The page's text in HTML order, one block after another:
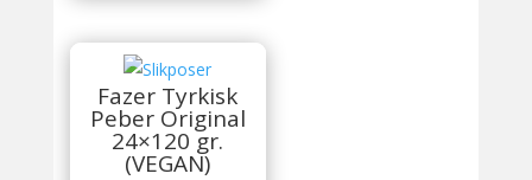
Fazer Tyrkisk
Peber Original
24×120 gr.
(VEGAN)